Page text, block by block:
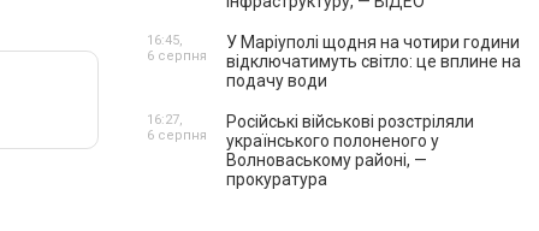
У Маріуполі щодня на чотири години
відключатимуть світло: це вплине на
подачу води
16:45,
6 серпня
Російські військові розстріляли
українського полоненого у
Волноваському районі, —
прокуратура
16:27,
6 серпня